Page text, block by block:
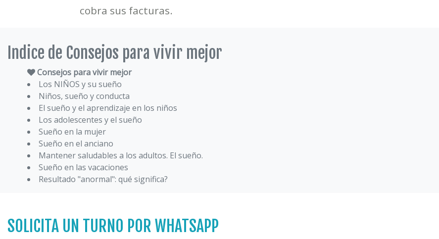
cobra sus facturas.
Indice de Consejos para vivir mejor
Consejos para vivir mejor
Los NIÑOS y su sueño
Niños, sueño y conducta
El sueño y el aprendizaje en los niños
Los adolescentes y el sueño
Sueño en la mujer
Sueño en el anciano
Mantener saludables a los adultos. El sueño.
Sueño en las vacaciones
Resultado "anormal": qué significa?
SOLICITA UN TURNO POR WHATSAPP